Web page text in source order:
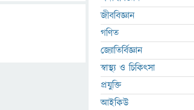
জীববিজ্ঞান
গণিত
জ্যোতির্বিজ্ঞান
স্বাস্থ্য ও চিকিৎসা
প্রযুক্তি
আইকিউ